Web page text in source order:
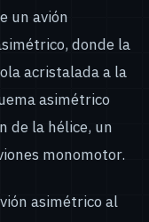
un avión
donde la
acristalada a la
asimétrico
de la hélice, un
monomotor.
asimétrico al